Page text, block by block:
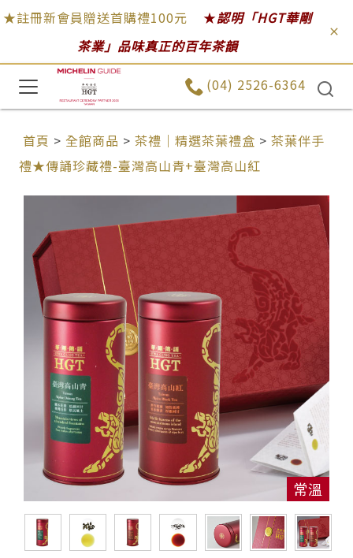
★註冊新會員贈送首購禮100元 ★認明「HGT華剛
茶業」品味真正的百年茶韻
(04) 2526-6364
首頁 > 全館商品 > 茶禮｜精選茶葉禮盒 > 茶葉伴手
禮★傳誦珍藏禮-臺灣高山青+臺灣高山紅
常溫